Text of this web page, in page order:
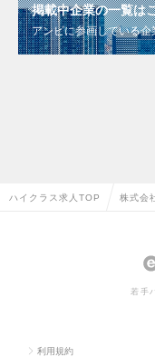
掲載中企業の一覧は
アンビに参画している
ハイクラス求人TOP 株式会
若手
利用規約